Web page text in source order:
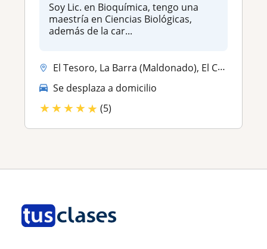
Soy Lic. en Bioquímica, tengo una
maestría en Ciencias Biológicas,
además de la car...
El Tesoro, La Barra (Maldonado), El Chorro, Maldonado, Punta del Este,...
Se desplaza a domicilio
★★★★★ (5)